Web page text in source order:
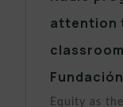
attention
Equity as